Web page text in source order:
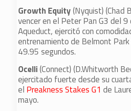
Growth Equity(Nyquist) (Chad
vencer en el Peter Pan G3 del 9
Aqueduct, ejercitó con
entrenamiento de Belmont
49.95 segundos.
Ocelli(Connect) (D.Whitworth
ejercitado fuerte desde su
el Preakness Stakes G1 de
mayo.